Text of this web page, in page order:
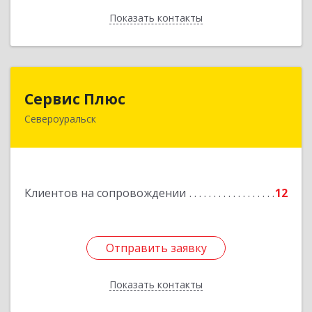
Показать контакты
Назад
Сервис Плюс
Североуральск
Клиентов на сопровождении 12
Отправить заявку
Показать контакты
624480, Свердловская обл, Североуральск г,
Отправить заявку
Назад